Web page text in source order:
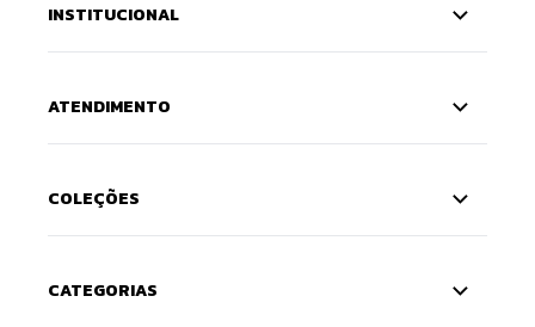
INSTITUCIONAL
ATENDIMENTO
COLEÇÕES
CATEGORIAS